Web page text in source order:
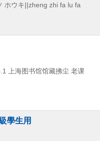
ホウキ||zheng zhi fa lu fa
上海图书馆馆藏拂尘 老课
學生用